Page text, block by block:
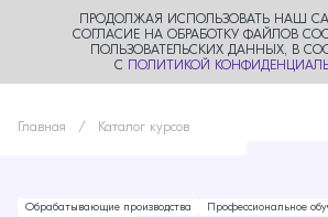
ПРОДОЛЖАЯ ИСПОЛЬЗОВАТЬ НАШ
СОГЛАСИЕ НА ОБРАБОТКУ ФАЙЛОВ
ПОЛЬЗОВАТЕЛЬСКИХ ДАННЫХ, В
С ПОЛИТИКОЙ
Главная Каталог курсов
Обрабатывающие производства
Профессиональное